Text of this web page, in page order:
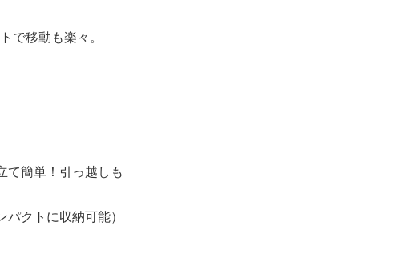
で移動も楽々。
て簡単！引っ越しも
クトに収納可能）